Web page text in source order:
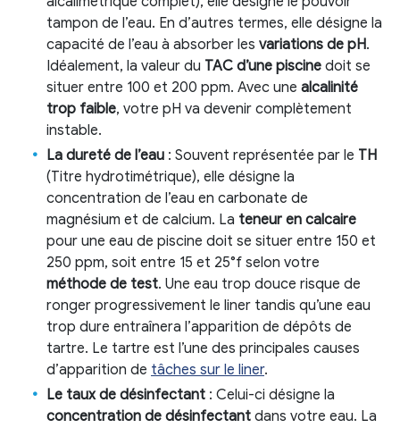
tampon de l’eau. En d’autres termes, elle désigne la
capacité de l’eau à absorber les variations de pH.
Idéalement, la valeur du TAC d’une piscine doit se
situer entre 100 et 200 ppm. Avec une alcalinité
trop faible, votre pH va devenir complètement
instable.
La dureté de l’eau : Souvent représentée par le TH
(Titre hydrotimétrique), elle désigne la
concentration de l’eau en carbonate de
magnésium et de calcium. La teneur en calcaire
pour une eau de piscine doit se situer entre 150 et
250 ppm, soit entre 15 et 25°f selon votre
méthode de test. Une eau trop douce risque de
ronger progressivement le liner tandis qu’une eau
trop dure entraînera l’apparition de dépôts de
tartre. Le tartre est l’une des principales causes
d’apparition de tâches sur le liner.
Le taux de désinfectant : Celui-ci désigne la
concentration de désinfectant dans votre eau. La